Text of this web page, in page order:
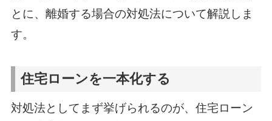
とに、離婚する場合の対処法について解説しま
す。
住宅ローンを一本化する
対処法としてまず挙げられるのが、住宅ローン